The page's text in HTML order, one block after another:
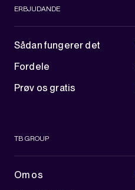
ERBJUDANDE
Sådan fungerer det
Fordele
Prøv os gratis
TB GROUP
Om os